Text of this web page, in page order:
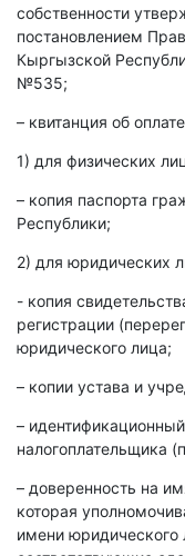
собственности
постановлением
Кыргызской
№535;
– квитанция об
1) для физических
– копия паспорта
Республики;
2) для юридических
- копия
регистрации
юридического лица;
– копии устава и
–
налогоплательщика
– доверенность на
которая
имени юридического